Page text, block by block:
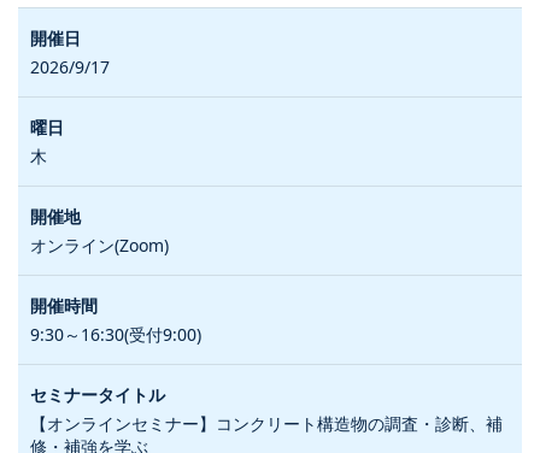
2026/9/17
木
オンライン(Zoom)
9:30～16:30(受付9:00)
【オンラインセミナー】コンクリート構造物の調査・診断、補
修・補強を学ぶ